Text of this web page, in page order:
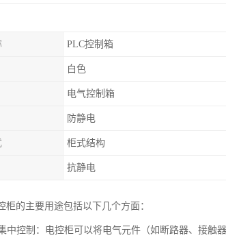
PLC控制箱
白色
电气控制箱
防静电
柜式结构
抗静电
柜的主要用途包括以下几个方面：
中控制：电控柜可以将电气元件（如断路器、接触